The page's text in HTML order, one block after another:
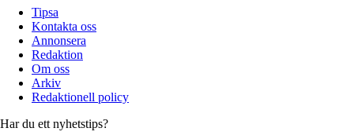
Tipsa
Kontakta oss
Annonsera
Redaktion
Om oss
Arkiv
Redaktionell policy
Har du ett nyhetstips?